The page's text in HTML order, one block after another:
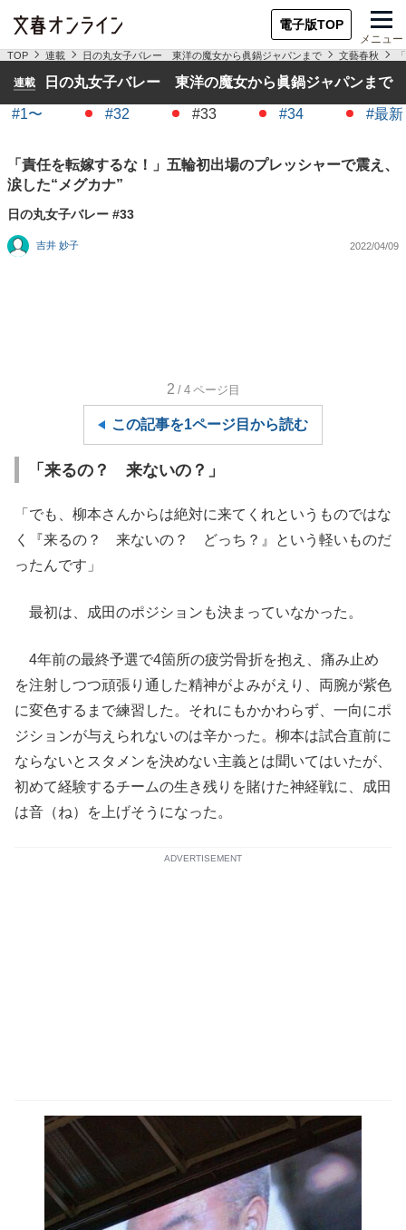
電子版TOP
メニュー
TOP 連載 日の丸女子バレー 東洋の魔女から眞鍋ジャパンまで 文藝春秋
連載 日の丸女子バレー 東洋の魔女から眞鍋ジャパンまで
#1〜 #32 #33 #34 #最新
「責任を転嫁するな！」五輪初出場のプレッシャーで震え、
涙した“メグカナ”
日の丸女子バレー #33
吉井 妙子 2022/04/09
2 /4 ページ目
この記事を1ページ目から読む
「来るの？ 来ないの？」
「でも、柳本さんからは絶対に来てくれというものではな
く『来るの？ 来ないの？ どっち？』という軽いものだ
ったんです」
最初は、成田のポジションも決まっていなかった。
4年前の最終予選で4箇所の疲労骨折を抱え、痛み止め
を注射しつつ頑張り通した精神がよみがえり、両腕が紫色
に変色するまで練習した。それにもかかわらず、一向にポ
ジションが与えられないのは辛かった。柳本は試合直前に
ならないとスタメンを決めない主義とは聞いてはいたが、
初めて経験するチームの生き残りを賭けた神経戦に、成田
は音（ね）を上げそうになった。
ADVERTISEMENT